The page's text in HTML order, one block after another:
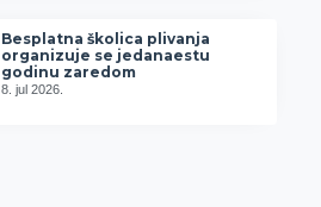
Besplatna školica plivanja
organizuje se jedanaestu
godinu zaredom
8. jul 2026.